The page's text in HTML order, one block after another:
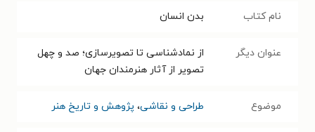
نام کتاب بدن انسان
عنوان دیگر
از نمادشناسی تا تصویرسازی؛ صد و چهل
تصویر از آثار هنرمندان جهان
موضوع طراحی و نقاشی، پژوهش و تاریخ هنر